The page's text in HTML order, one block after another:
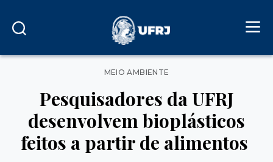
Categorias
MEIO AMBIENTE
Pesquisadores da UFRJ
desenvolvem bioplásticos
feitos a partir de alimentos